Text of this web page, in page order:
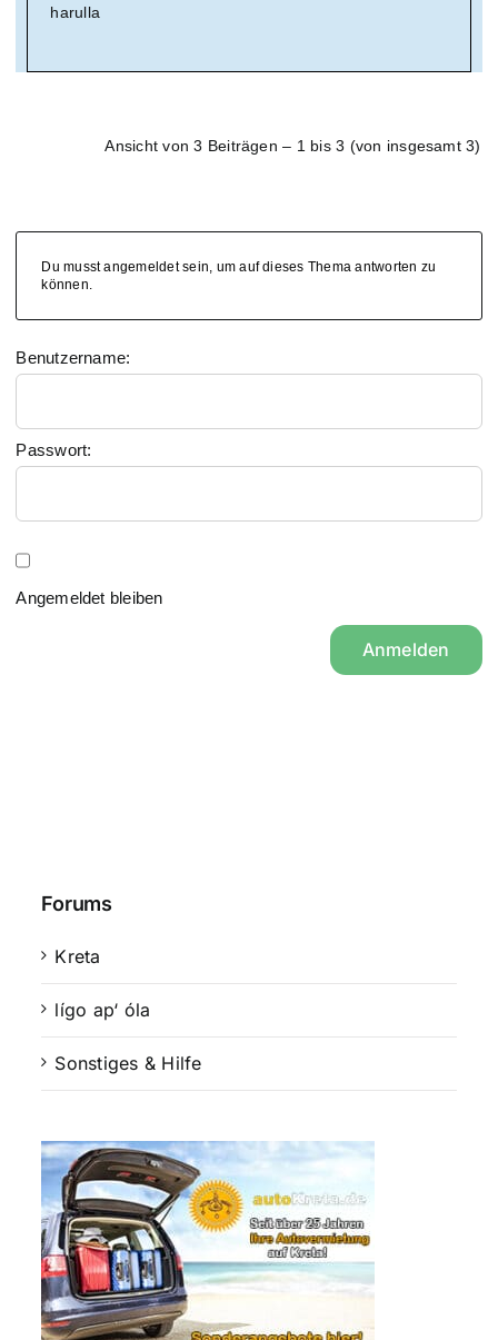
harulla
Ansicht von 3 Beiträgen – 1 bis 3 (von insgesamt 3)
Du musst angemeldet sein, um auf dieses Thema antworten zu
können.
Benutzername:
Passwort:
Angemeldet bleiben
Anmelden
Forums
Kreta
lígo ap‘ óla
Sonstiges & Hilfe